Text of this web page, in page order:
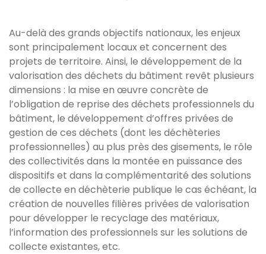
Au-delà des grands objectifs nationaux, les enjeux
sont principalement locaux et concernent des
projets de territoire. Ainsi, le développement de la
valorisation des déchets du bâtiment revêt plusieurs
dimensions : la mise en œuvre concrète de
l’obligation de reprise des déchets professionnels du
bâtiment, le développement d’offres privées de
gestion de ces déchets (dont les déchèteries
professionnelles) au plus près des gisements, le rôle
des collectivités dans la montée en puissance des
dispositifs et dans la complémentarité des solutions
de collecte en déchèterie publique le cas échéant, la
création de nouvelles filières privées de valorisation
pour développer le recyclage des matériaux,
l’information des professionnels sur les solutions de
collecte existantes, etc.